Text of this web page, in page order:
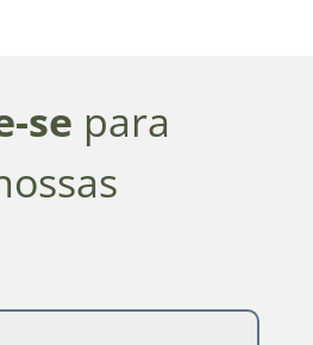
se para